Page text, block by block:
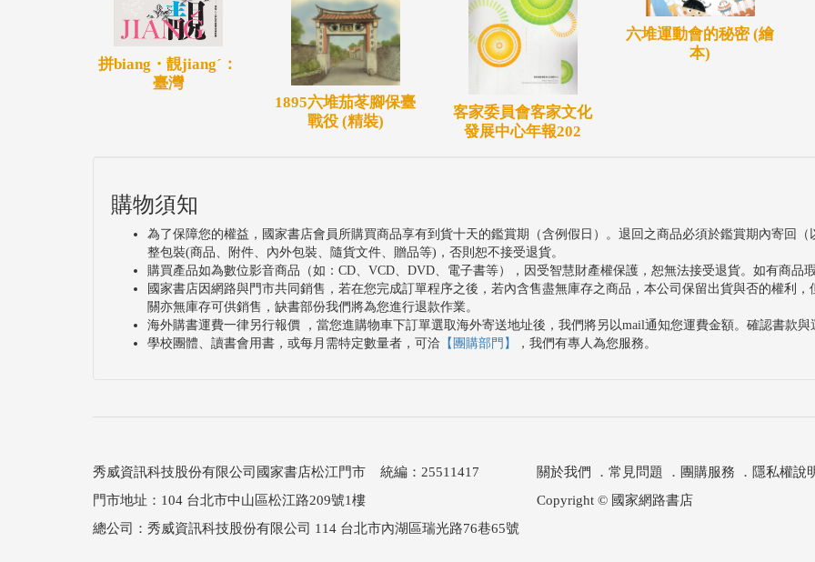
拼biang・靚jiangˊ：
臺灣
1895六堆茄苳腳保臺
戰役 (精裝)
客家委員會客家文化
發展中心年報202
六堆運動會的秘密 (繪
本)
購物須知
為了保障您的權益，國家書店會員所購買商品享有到貨十天的鑑賞期（含例假日）。退回之商品必須於鑑賞期內寄回
整包裝(商品、附件、內外包裝、隨貨文件、贈品等)，否則恕不接受退貨。
購買產品如為數位影音商品（如：CD、VCD、DVD、電子書等），因受智慧財產權保護，恕無法接受退貨。如有商品
國家書店因網路與門市共同銷售，若在您完成訂單程序之後，若內含售盡無庫存之商品，本公司保留出貨與否的權利
關亦無庫存可供銷售，缺書部份我們將為您進行退款作業。
海外購書運費一律另行報價 ，當您進購物車下訂單選取海外寄送地址後，我們將另以mail通知您運費金額。確認書款
學校團體、讀書會用書，或每月需特定數量者，可洽 【團購部門】 ，我們有專人為您服務。
秀威資訊科技股份有限公司國家書店松江門市 統編：25511417
門市地址：104 台北市中山區松江路209號1樓
關於我們 ． 常見問題 ． 團購服務 ． 隱私權說
Copyright © 國家網路書店
總公司：秀威資訊科技股份有限公司 114 台北市內湖區瑞光路76巷65號